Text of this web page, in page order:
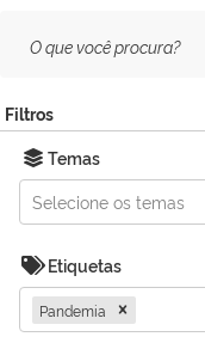
Filtros
Temas
Selecione os temas
Etiquetas
Pandemia